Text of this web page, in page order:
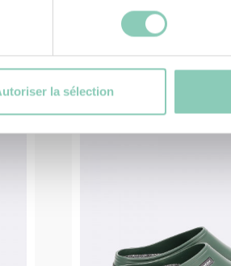
la sélection